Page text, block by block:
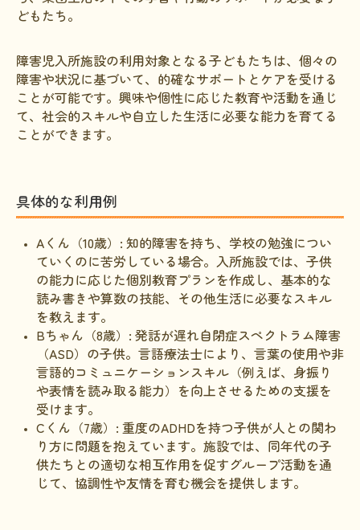
どもたち。
障害児入所施設の利用対象となる子どもたちは、個々の
障害や状況に基づいて、的確なサポートとケアを受ける
ことが可能です。興味や個性に応じた教育や活動を通じ
て、社会的スキルや自立した生活に必要な能力を育てる
ことができます。
具体的な利用例
Aくん（10歳）: 知的障害を持ち、学校の勉強につい
ていくのに苦労している場合。入所施設では、子供
の能力に応じた個別教育プランを作成し、基本的な
読み書きや算数の技能、その他生活に必要なスキル
を教えます。
Bちゃん（8歳）: 発話が遅れ自閉症スペクトラム障害
（ASD）の子供。言語療法士により、言葉の使用や非
言語的コミュニケーションスキル（例えば、身振り
や表情を読み取る能力）を向上させるための支援を
受けます。
Cくん（7歳）: 重度のADHDを持つ子供が人との関わ
り方に問題を抱えています。施設では、同年代の子
供たちとの適切な相互作用を促すグループ活動を通
じて、協調性や友情を育む機会を提供します。